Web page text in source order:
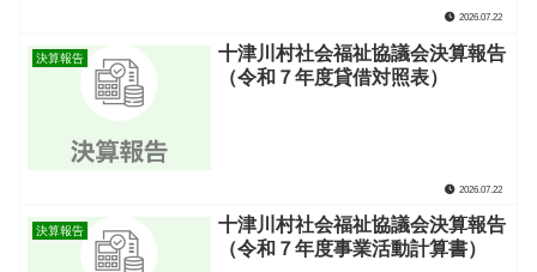
2026.07.22
決算報告
十津川村社会福祉協議会決算報告
（令和７年度貸借対照表）
2026.07.22
決算報告
十津川村社会福祉協議会決算報告
（令和７年度事業活動計算書）